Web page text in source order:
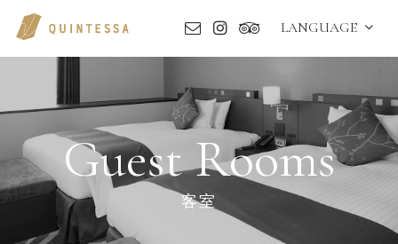
LANGUAGE
Guest Rooms
客室